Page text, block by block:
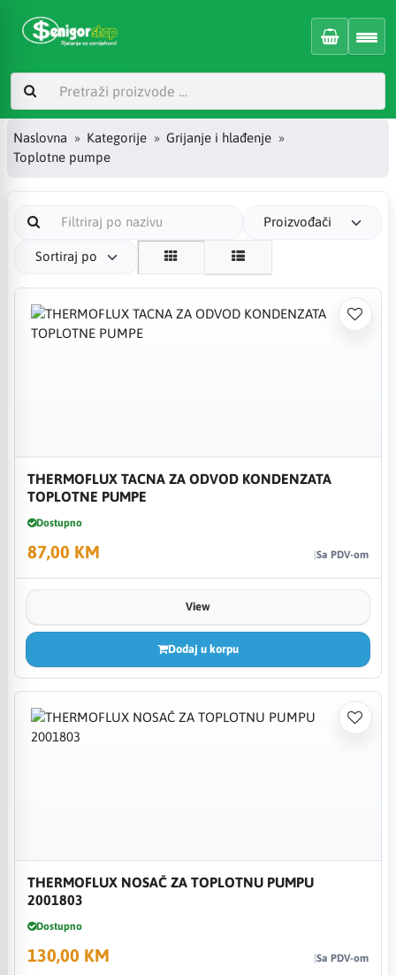
Naslovna Kategorije
Grijanje i hlađenje
Toplotne pumpe
Proizvođači
Sortiraj po
THERMOFLUX TACNA ZA ODVOD KONDENZATA
TOPLOTNE PUMPE
Dostupno
87,00 KM Sa PDV-om
View
Dodaj u korpu
THERMOFLUX NOSAČ ZA TOPLOTNU PUMPU
2001803
Dostupno
130,00 KM Sa PDV-om